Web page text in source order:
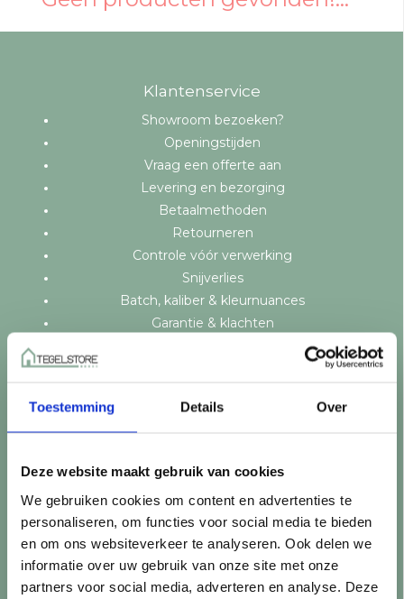
Toestemming Details Over
Deze website maakt gebruik van cookies
We gebruiken cookies om content en advertenties te
personaliseren, om functies voor social media te bieden
en om ons websiteverkeer te analyseren. Ook delen we
informatie over uw gebruik van onze site met onze
partners voor social media, adverteren en analyse. Deze
Klantenservice
Showroom bezoeken?
Openingstijden
Vraag een offerte aan
Levering en bezorging
Betaalmethoden
Retourneren
Controle vóór verwerking
Snijverlies
Batch, kaliber & kleurnuances
Garantie & klachten
Over TegelStore.nl
Privacy Policy
Producten
Alle producten
Nieuwe producten